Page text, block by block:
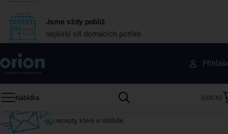
Jsme vždy poblíž
nejširší síť domácích potřeb
Nabídka 0,00 Kč
Získejte rady, recepty a tipy na slevy dřív než
ostatní
Přihlaste se k odběru našeho newsletteru.
i recepty, které si oblíbíte.